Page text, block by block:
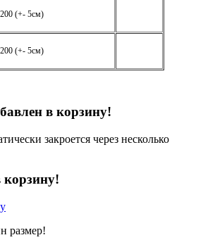
(+- 5см)
(+- 5см)
в корзину!
закроется через несколько
корзину!
размер!